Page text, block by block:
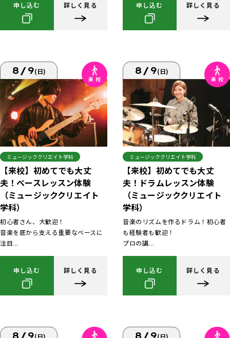
申し込む 詳しく見る 申し込む 詳しく見る
8/9(日)
ミュージッククリエイト学科
【来校】初めてでも大丈
夫！ベースレッスン体験
（ミュージッククリエイト
学科）
初心者さん、大歓迎！
音楽を底から支える重要なベースに
注目...
申し込む 詳しく見る
8/9(日)
ミュージッククリエイト学科
【来校】初めてでも大丈
夫！ドラムレッスン体験
（ミュージッククリエイト
学科）
音楽のリズムを作るドラム！初心者
も経験者も歓迎！
プロの講...
申し込む 詳しく見る
8/9(日) 8/9(日)